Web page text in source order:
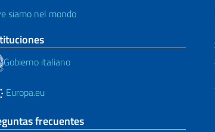
siamo nel mondo
Gobierno italiano
Europa.eu
frecuentes